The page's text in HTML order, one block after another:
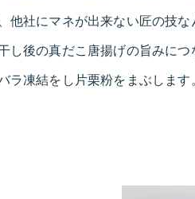
他社にマネが出来ない匠の技な
し後の真だこ唐揚げの旨みにつ
ラ凍結をし片栗粉をまぶします